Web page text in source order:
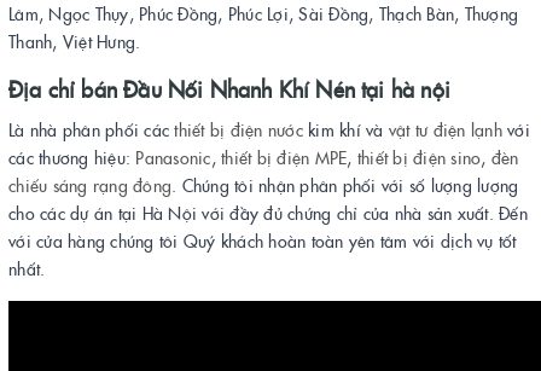
Lâm, Ngọc Thụy, Phúc Đồng, Phúc Lợi, Sài Đồng, Thạch Bàn, Thượng
Thanh, Việt Hưng.
Địa chỉ bán Đầu Nối Nhanh Khí Nén tại hà nội
Là nhà phân phối cácthiết bị điện nướckim khí và vật tư điện lạnhvới
các thương hiệu: Panasonic, thiết bị điện MPE, thiết bị điện sino, đèn
chiếu sáng rạng đông. Chúng tôi nhận phân phối với số lượng lượng
cho các dự án tại Hà Nội với đầy đủ chứng chỉ của nhà sản xuất. Đến
với cửa hàng chúng tôi Quý khách hoàn toàn yên tâm với dịch vụ tốt
nhất.